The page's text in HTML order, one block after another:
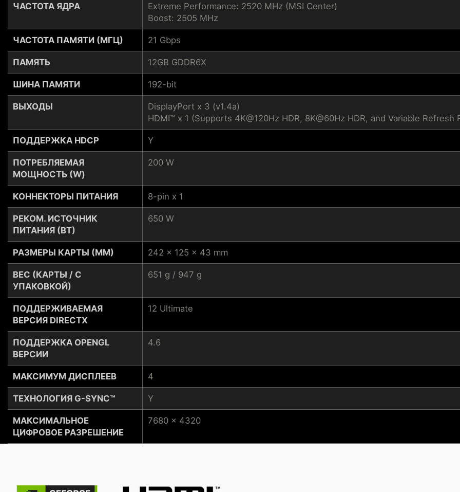
ЧАСТОТА ЯДРА
ЧАСТОТА ПАМЯТИ (МГЦ)
ПАМЯТЬ
ШИНА ПАМЯТИ
ВЫХОДЫ
ПОДДЕРЖКА HDCP
ПОТРЕБЛЯЕМАЯ
МОЩНОСТЬ (W)
КОННЕКТОРЫ ПИТАНИЯ
РЕКОМ. ИСТОЧНИК
ПИТАНИЯ (ВТ)
РАЗМЕРЫ КАРТЫ (ММ)
ВЕС (КАРТЫ / С
УПАКОВКОЙ)
ПОДДЕРЖИВАЕМАЯ
ВЕРСИЯ DIRECTX
ПОДДЕРЖКА OPENGL
ВЕРСИИ
МАКСИМУМ ДИСПЛЕЕВ
ТЕХНОЛОГИЯ G-SYNC™
МАКСИМАЛЬНОЕ
ЦИФРОВОЕ РАЗРЕШЕНИЕ
Extreme Performance: 2520 MHz (MSI Center)
Boost: 2505 MHz
21 Gbps
12GB GDDR6X
192-bit
DisplayPort x 3 (v1.4a)
HDMI™ x 1 (Supports 4K@120Hz HDR, 8K@60Hz HDR, and Variable
Y
200 W
8-pin x 1
650 W
242 x 125 x 43 mm
651 g / 947 g
12 Ultimate
4.6
4
Y
7680 x 4320